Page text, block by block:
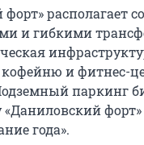
располагает
и гибкими
и фитнес-
паркинг
года».